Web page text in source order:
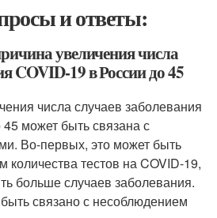
и ответы:
увеличения числа
COVID-19 в России до 45
числа случаев заболевания
может быть связана с
Во-первых, это может быть
количества тестов на COVID-19,
больше случаев заболевания.
связано с несоблюдением